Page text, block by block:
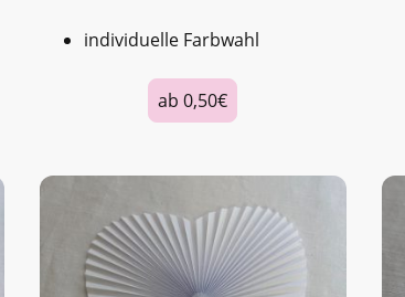
individuelle Farbwahl
ab 0,50€